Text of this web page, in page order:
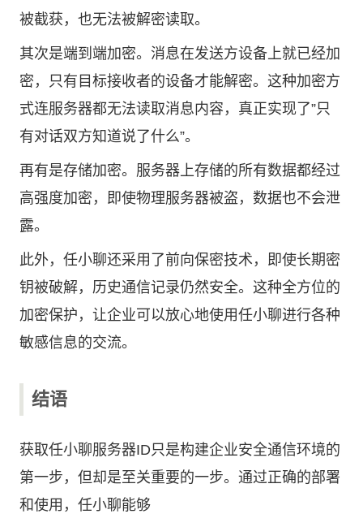
被截获，也无法被解密读取。
其次是端到端加密。消息在发送方设备上就已经加
密，只有目标接收者的设备才能解密。这种加密方
式连服务器都无法读取消息内容，真正实现了”只
有对话双方知道说了什么”。
再有是存储加密。服务器上存储的所有数据都经过
高强度加密，即使物理服务器被盗，数据也不会泄
露。
此外，任小聊还采用了前向保密技术，即使长期密
钥被破解，历史通信记录仍然安全。这种全方位的
加密保护，让企业可以放心地使用任小聊进行各种
敏感信息的交流。
结语
获取任小聊服务器ID只是构建企业安全通信环境的
第一步，但却是至关重要的一步。通过正确的部署
和使用，任小聊能够